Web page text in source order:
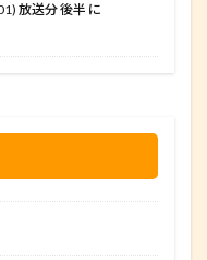
放送分 後半 に